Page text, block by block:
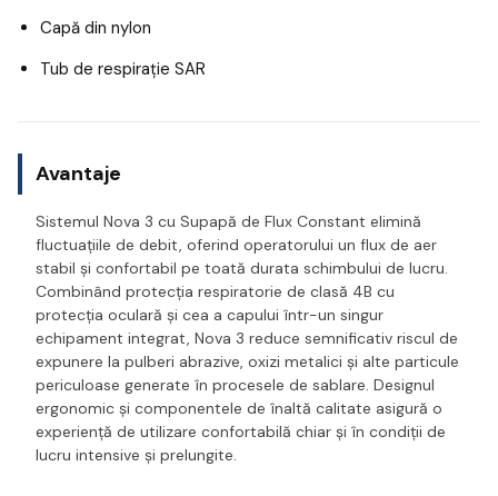
Capă din nylon
Tub de respirație SAR
Avantaje
Sistemul Nova 3 cu Supapă de Flux Constant elimină
fluctuațiile de debit, oferind operatorului un flux de aer
stabil și confortabil pe toată durata schimbului de lucru.
Combinând protecția respiratorie de clasă 4B cu
protecția oculară și cea a capului într-un singur
echipament integrat, Nova 3 reduce semnificativ riscul de
expunere la pulberi abrazive, oxizi metalici și alte particule
periculoase generate în procesele de sablare. Designul
ergonomic și componentele de înaltă calitate asigură o
experiență de utilizare confortabilă chiar și în condiții de
lucru intensive și prelungite.